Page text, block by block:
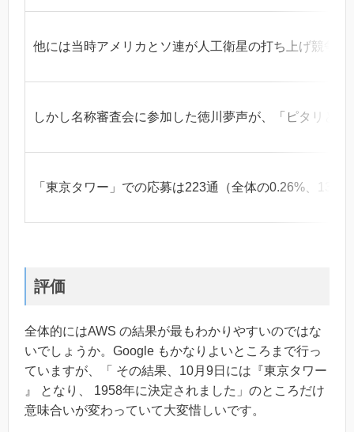
他には当時アメリカとソ連が人工衛星の打ち上げ競争
しかし名称審査会に参加した徳川夢声が、「ピタリと
「東京タワー」での応募は223通（全体の0.26%、13
評価
全体的にはAWS の結果が最もわかりやすいのではな
いでしょうか。Google もかなりよいところまで行っ
ていますが、「 その結果、10月9日には『東京タワー
』 となり、 1958年に決定されました」のところだけ
意味合いが変わっていて大変惜しいです。